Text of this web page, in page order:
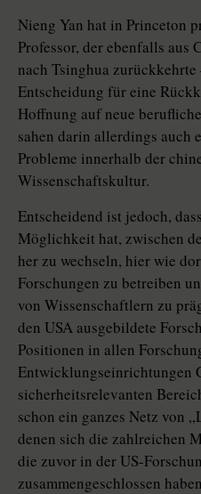
Nieng Yan hat in Princeton
Professor, der ebenfalls aus
nach Tsinghua
Entscheidung für eine
Hoffnung auf neue
sahen darin allerdings auch
Probleme innerhalb der
Wissenschaftskultur.
Entscheidend ist jedoch,
Möglichkeit hat, zwischen
her zu wechseln, hier wie
Forschungen zu betreiben
von Wissenschaftlern zu
den USA ausgebildete
Positionen in allen
Entwicklungseinrichtungen
sicherheitsrelevanten
schon ein ganzes Netz von
denen sich die zahlreichen
die zuvor in der US-
zusammengeschlossen